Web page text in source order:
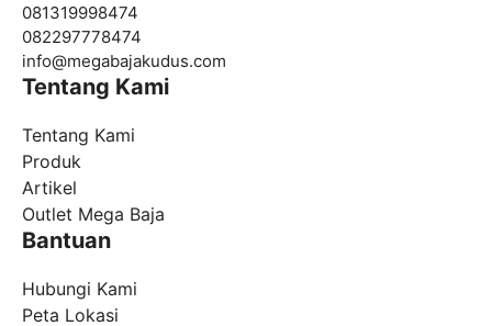
081319998474
082297778474
info@megabajakudus.com
Tentang Kami
Tentang Kami
Produk
Artikel
Outlet Mega Baja
Bantuan
Hubungi Kami
Peta Lokasi